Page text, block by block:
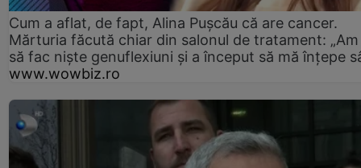
Cum a aflat, de fapt, Alina Pușcău că are cancer.
Mărturia făcută chiar din salonul de tratament:
să fac niște genuflexiuni și a început să mă înțepe
www.wowbiz.ro